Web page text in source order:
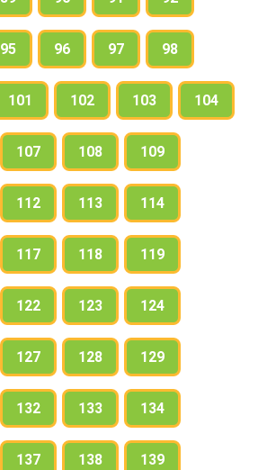
95 96 97 98
101 102 103 104
107 108 109
112 113 114
117 118 119
122 123 124
127 128 129
132 133 134
137 138 139